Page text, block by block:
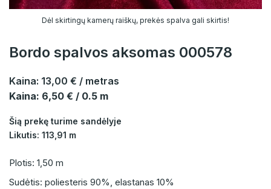
Dėl skirtingų kamerų raiškų, prekės spalva gali skirtis!
Bordo spalvos aksomas 000578
Kaina: 13,00 € / metras
Kaina: 6,50 € / 0.5 m
Šią prekę turime sandėlyje
Likutis: 113,91 m
Plotis: 1,50 m
Sudėtis: poliesteris 90%, elastanas 10%